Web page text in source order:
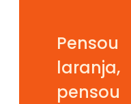
Pensou
laranja,
pensou